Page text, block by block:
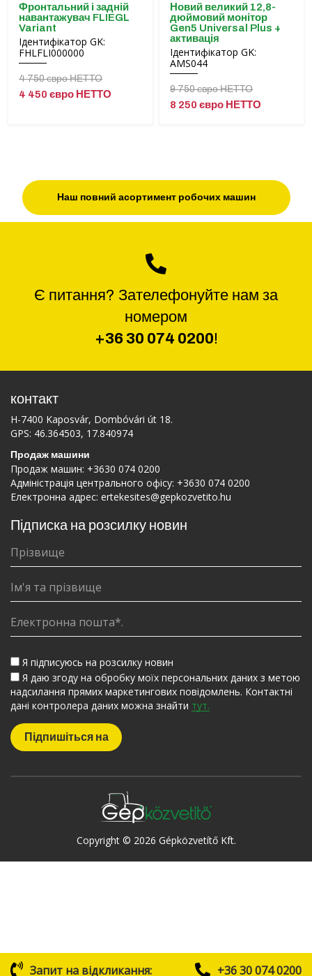
Запит на відкликання: +36 30 074 0200
Фронтальний і задній
навантажувач FLIEGL
Variant
Ідентифікатор GK:
FHLFLI000000
4 750 євро НЕТТО
4 450 євро НЕТТО
Новий великий 12,8-
дюймовий монітор
Gen5 Universal Plus +
активація
Ідентифікатор GK:
AMS044
9 750 євро НЕТТО
8 250 євро НЕТТО
Наш повний асортимент робочих машин
Є питання? Зателефонуйте нам за
номером
+36 30 074 0200!
контакт
H-7400 Kaposvár, Dombóvári út 18.
GPS: 46.364503, 17.840974
Продаж машини
Продаж машин: +3630 074 0200
Адміністрація центрального офісу: +3630 074 0200
Електронна адрес: ertekesites@gepkozvetito.hu
Підписка на розсилку новин
Я підписуюсь на розсилку новин
Я даю згоду на обробку моїх персональних даних з метою
надсилання прямих маркетингових повідомлень. Контактні
дані контролера даних можна знайти тут.
Copyright © 2026 Gépközvetítő Kft.